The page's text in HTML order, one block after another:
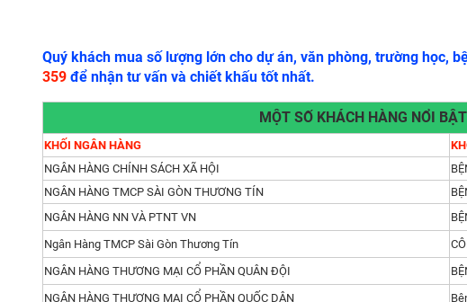
Quý khách mua số lượng lớn cho dự án, văn phòng, trường học,
359 để nhận tư vấn và chiết khấu tốt nhất.
MỘT SỐ KHÁCH HÀNG NỔI
KHỐI NGÂN HÀNG
NGÂN HÀNG CHÍNH SÁCH XÃ HỘI
NGÂN HÀNG TMCP SÀI GÒN THƯƠNG TÍN
NGÂN HÀNG NN VÀ PTNT VN
Ngân Hàng TMCP Sài Gòn Thương Tín
NGÂN HÀNG THƯƠNG MẠI CỔ PHẦN QUÂN ĐỘI
NGÂN HÀNG THƯƠNG MẠI CỔ PHẦN QUỐC DÂN